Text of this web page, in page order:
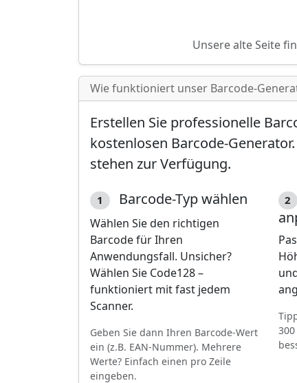
Unsere alte Seite
Wie funktioniert unser Barcode-
Erstellen Sie professionelle
kostenlosen Barcode-
stehen zur Verfügung.
1 Barcode-Typ wählen
Wählen Sie den richtigen
Barcode für Ihren
Anwendungsfall. Unsicher?
Wählen Sie Code128 –
funktioniert mit fast jedem
Scanner.
Geben Sie dann Ihren Barcode-Wert
ein (z.B. EAN-Nummer). Mehrere
Werte? Einfach einen pro Zeile
eingeben.
2